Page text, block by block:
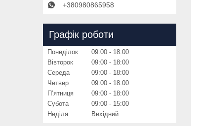
+380980865958
Графік роботи
Понеділок 09:00
18:00
Вівторок
09:00
18:00
Середа
09:00
18:00
Четвер
09:00
18:00
Пʼятниця
09:00
18:00
Субота
09:00
15:00
Неділя
Вихідний